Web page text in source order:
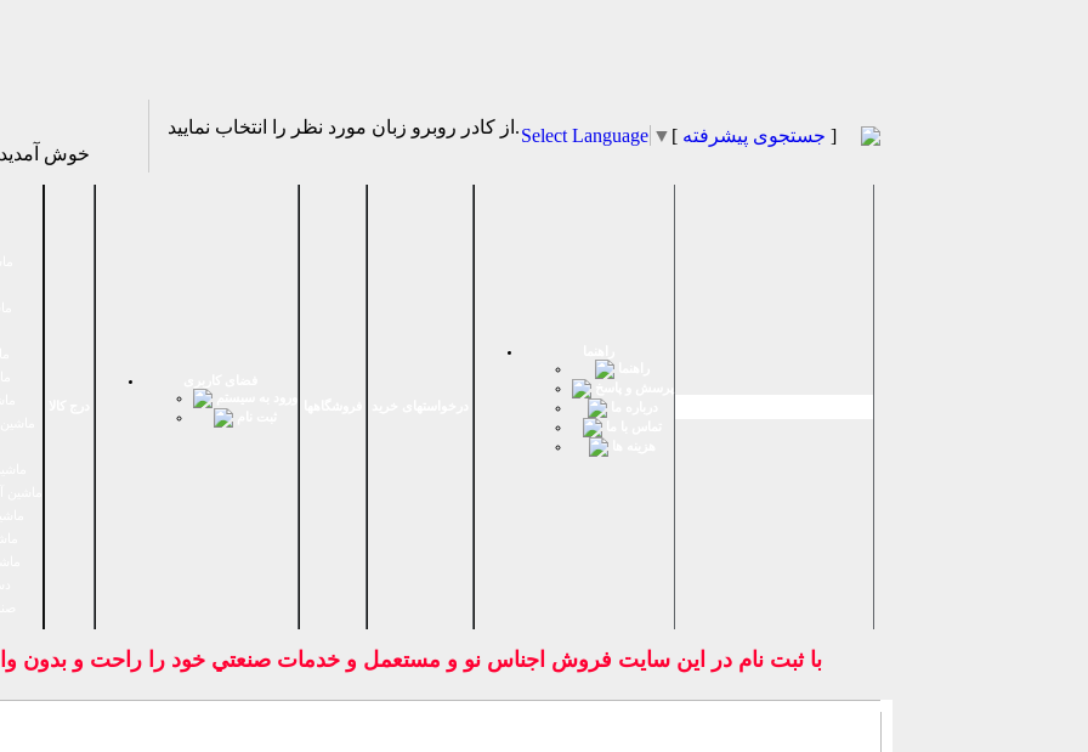
خوش
از كادر روبرو زبان مورد نظر را انتخاب نماييد.Select Language ▼ [ جستجوی پیشرفته ]
با ثبت نام در اين سايت فروش اجناس نو و مستعمل و خدمات صنعتي خود را راحت و بدون واسطه